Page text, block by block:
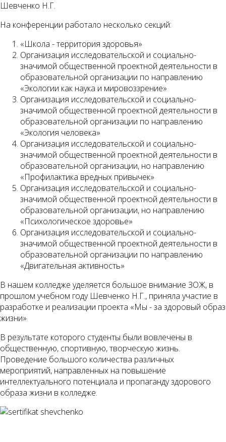
Шевченко Н.Г.
На конференции работало несколько секций:
«Школа - территория здоровья»
Организация исследовательской и социально-
значимой общественной проектной деятельности в
образовательной организации по направлению
«Экологии как наука и мировоззрение»
Организация исследовательской и социально-
значимой общественной проектной деятельности в
образовательной организации по направлению
«Экология человека»
Организация исследовательской и социально-
значимой общественной проектной деятельности в
образовательной организации, но направлению
«Профилактика вредных привычек»
Организация исследовательской и социально-
значимой общественной проектной деятельности в
образовательной организации, но направлению
«Психологическое здоровье»
Организация исследовательской и социально-
значимой общественной проектной деятельности в
образовательной организации по направлению
«Двигательная активность»
В нашем колледже уделяется большое внимание ЗОЖ, в
прошлом учебном году Шевченко Н.Г., приняла участие в
разработке и реализации проекта «Мы - за здоровый образ
жизни»
В результате которого студенты были вовлечены в
общественную, спортивную, творческую жизнь.
Проведение большого количества различных
мероприятий, направленных на повышение
интеллектуального потенциала и пропаганду здорового
образа жизни в колледже.